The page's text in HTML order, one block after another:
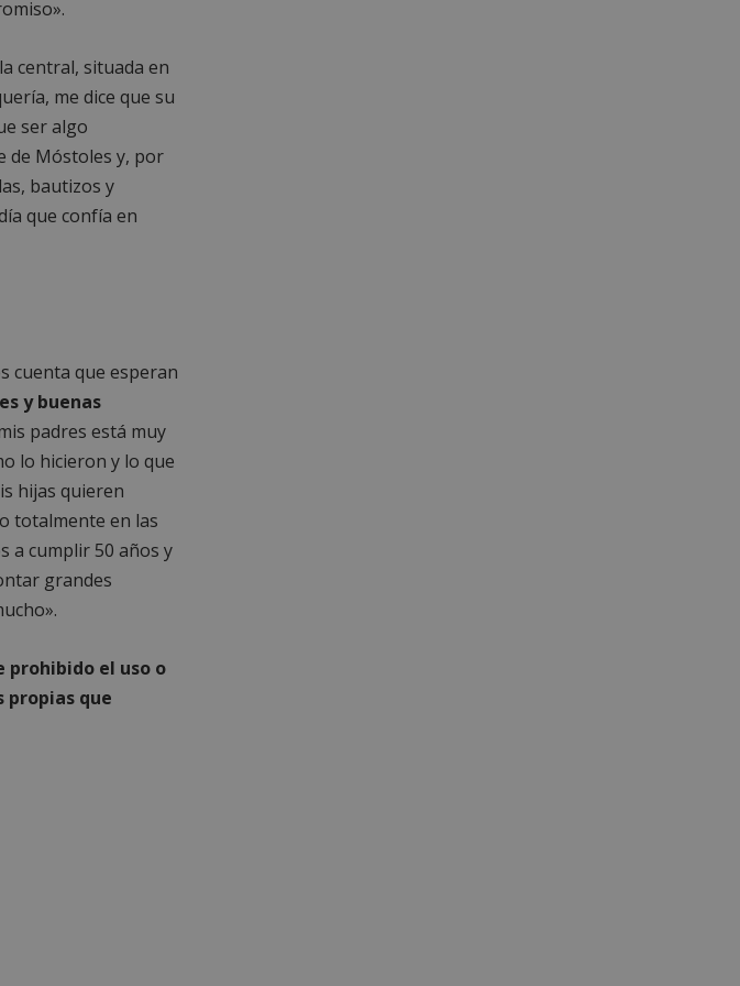
central, situada en
me dice que su
ser algo
de Móstoles y, por
bautizos y
que confía en
cuenta que esperan
y buenas
padres está muy
lo hicieron y lo que
hijas quieren
totalmente en las
a cumplir 50 años y
grandes
el uso o
que
Esta cookie se utiliza para distinguir entre humanos
sitio web.
2
El servicio Cookie-Script.com utiliza esta cookie
para recordar las preferencias de consentimiento
de cookies de los visitantes. Es necesario que el
banner de cookies de Cookie-Script.com funcione
correctamente.
Esta cookie se utiliza para distinguir entre humanos
y bots. Esto es beneficioso para el sitio web, con el
fin de realizar informes válidos sobre el uso de su
Esta cookie se utiliza para fines de autenticación y
seguridad, asegurando que los usuarios
protegidos mientras navegan por el sitio web o
Esta cookie es utilizada por el servicio CloudFlare
para identificar el tráfico web de confianza y anular
cualquier restricción de seguridad basada en la
dirección IP del visitante. Es esencial para apoyar las
funciones de seguridad de un sitio web y
proporcionar protección contra visitantes
maliciosos.
Almacenamiento local
Almacenamiento de sesión